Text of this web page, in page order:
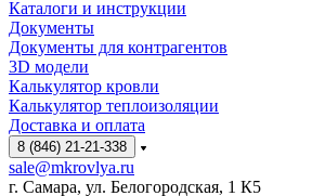
Каталоги и инструкции
Документы
Документы для контрагентов
3D модели
Калькулятор кровли
Калькулятор теплоизоляции
Доставка и оплата
8 (846) 21-21-338
sale@mkrovlya.ru
г. Самара, ул. Белогородская, 1 К5